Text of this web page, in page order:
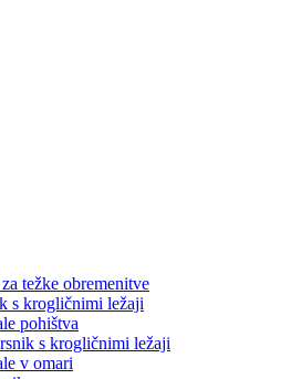
težke obremenitve
s krogličnimi ležaji
pohištva
s krogličnimi ležaji
v omari